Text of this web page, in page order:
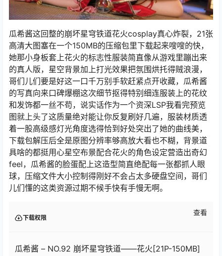
瓜希酱这回整的崩坏星穹铁道花火cosplay真心炸裂，21张
高清大图塞在一个150MB的压缩包里下载起来嗖嗖的快，
她那小身板套上花火的标志性服装简直像从游戏里蹦出来
的真人版，星空背景加上打光效果把氛围烘托得贼浪漫，
哥们儿们要是好这一口千万别手软赶紧点开收藏，瓜希酱
的写真向来口碑爆棚这次细节抠得特别细连服装上的花纹
和发饰都一丝不苟，说实话作为一个资深LSP我看完预览
图就上头了这质量绝对能让你反复刷好几遍，服装材质透
着一股高级感灯光角度选得恰到好处突出了她的曲线美，
下载包解压后全是原图分辨率够高放大看也不糊，背景道
具啥的都挺用心星空布景配合花火的角色设定营造出奇幻
feel，瓜希酱的脸蛋配上这造型简直绝配每一张都抓人眼
球，压缩文件大小控制得刚好不会占太多硬盘空间，哥们
儿们懂的这类资源过期不候手快有手慢无啊。
下载权限
查看
瓜希酱 – NO.92 崩坏星穹铁道——花火[21P-150MB]